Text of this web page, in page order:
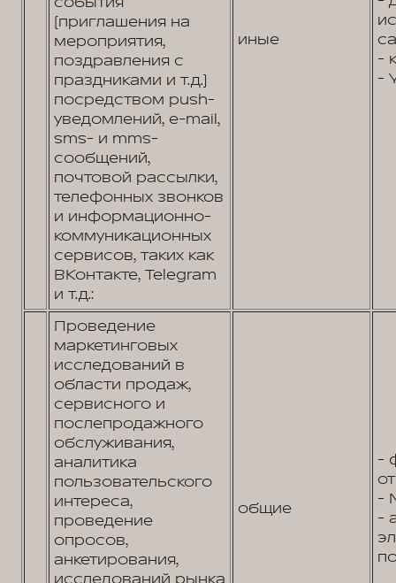
(приглашения на
мероприятия,
поздравления с
праздниками и т.д.)
посредством push-
уведомлений, e-mail,
sms- и mms-
сообщений,
почтовой рассылки,
телефонных звонков
и информационно-
коммуникационных
сервисов, таких как
ВКонтакте, Telegram
и т.д.:
иные
-
-
Проведение
маркетинговых
исследований в
области продаж,
сервисного и
послепродажного
обслуживания,
аналитика
пользовательского
интереса,
проведение
опросов,
анкетирования,
общие
-
-
-